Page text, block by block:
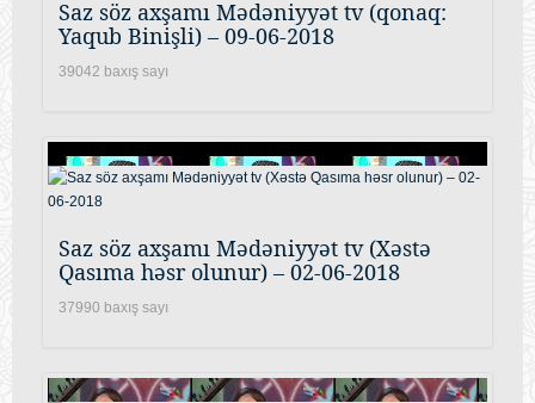
Saz söz axşamı Mədəniyyət tv (qonaq:
Yaqub Binişli) – 09-06-2018
39042 baxış sayı
Saz söz axşamı Mədəniyyət tv (Xəstə
Qasıma həsr olunur) – 02-06-2018
37990 baxış sayı